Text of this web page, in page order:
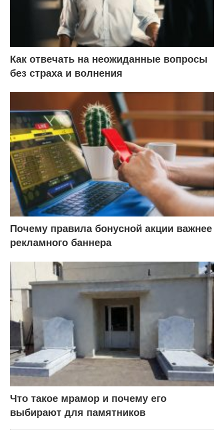
Как отвечать на неожиданные вопросы
без страха и волнения
Почему правила бонусной акции важнее
рекламного баннера
Что такое мрамор и почему его
выбирают для памятников